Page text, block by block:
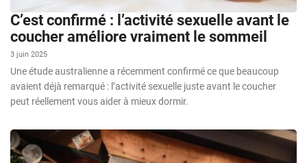
C’est confirmé : l’activité sexuelle avant le
coucher améliore vraiment le sommeil
3 juin 2025
Une étude australienne a récemment confirmé ce que beaucoup
avaient déjà remarqué : l’activité sexuelle juste avant le coucher
peut réellement vous aider à mieux dormir.